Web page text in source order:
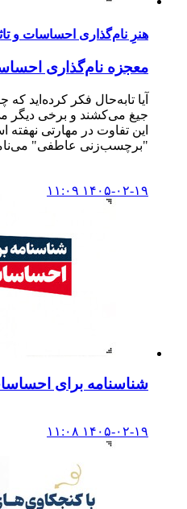
هنرِ نام‌گذاری احساسات و
معجزه نام‌گذاری
آیا تابه‌حال فکر کرده‌اید
جیغ می‌کشند و برخی دیگر
این تفاوت در مهارتی نهفته
"برچسب‌زنی عاطفی"
۱۴۰۵-۰۲-۱۹ ۱۱:۰۹
شناسنامه برای
۱۴۰۵-۰۲-۱۹ ۱۱:۰۸